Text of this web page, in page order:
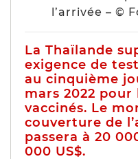
l’arrivée – ©
La Thaïlande
exigence de
au cinquième
mars 2022 pour
vaccinés. Le
couverture de
passera à 20
000 US$.